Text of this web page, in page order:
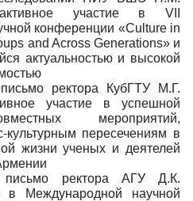
участие в VII
конференции «Culture in
and Across Generations» и
актуальностью и высокой
письмо ректора КубГТУ М.Г.
участие в успешной
мероприятий,
культурным пересечениям в
жизни ученых и деятелей
письмо ректора АГУ Д.К.
в Международной научной